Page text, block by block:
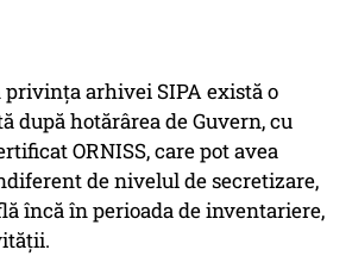
privinţa arhivei SIPA există o
după hotărârea de Guvern, cu
ORNISS, care pot avea
de nivelul de secretizare,
încă în perioada de inventariere,